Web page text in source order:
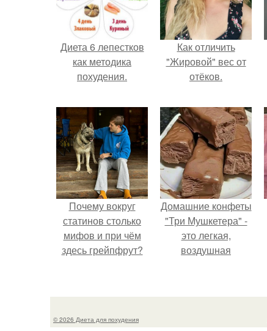
Диета 6 лепестков
как методика
похудения.
Как отличить
"Жировой" вес от
отёков.
Почему вокруг
статинов столько
мифов и при чём
здесь грейпфрут?
Домашние конфеты
"Три Мушкетера" -
это легкая,
воздушная
молочным
© 2026 Диета для похудения